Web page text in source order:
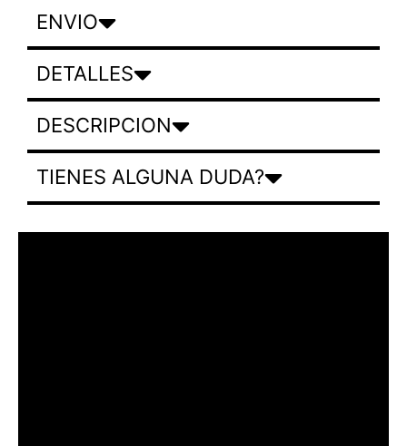
ENVIO
DETALLES
DESCRIPCION
TIENES ALGUNA DUDA?